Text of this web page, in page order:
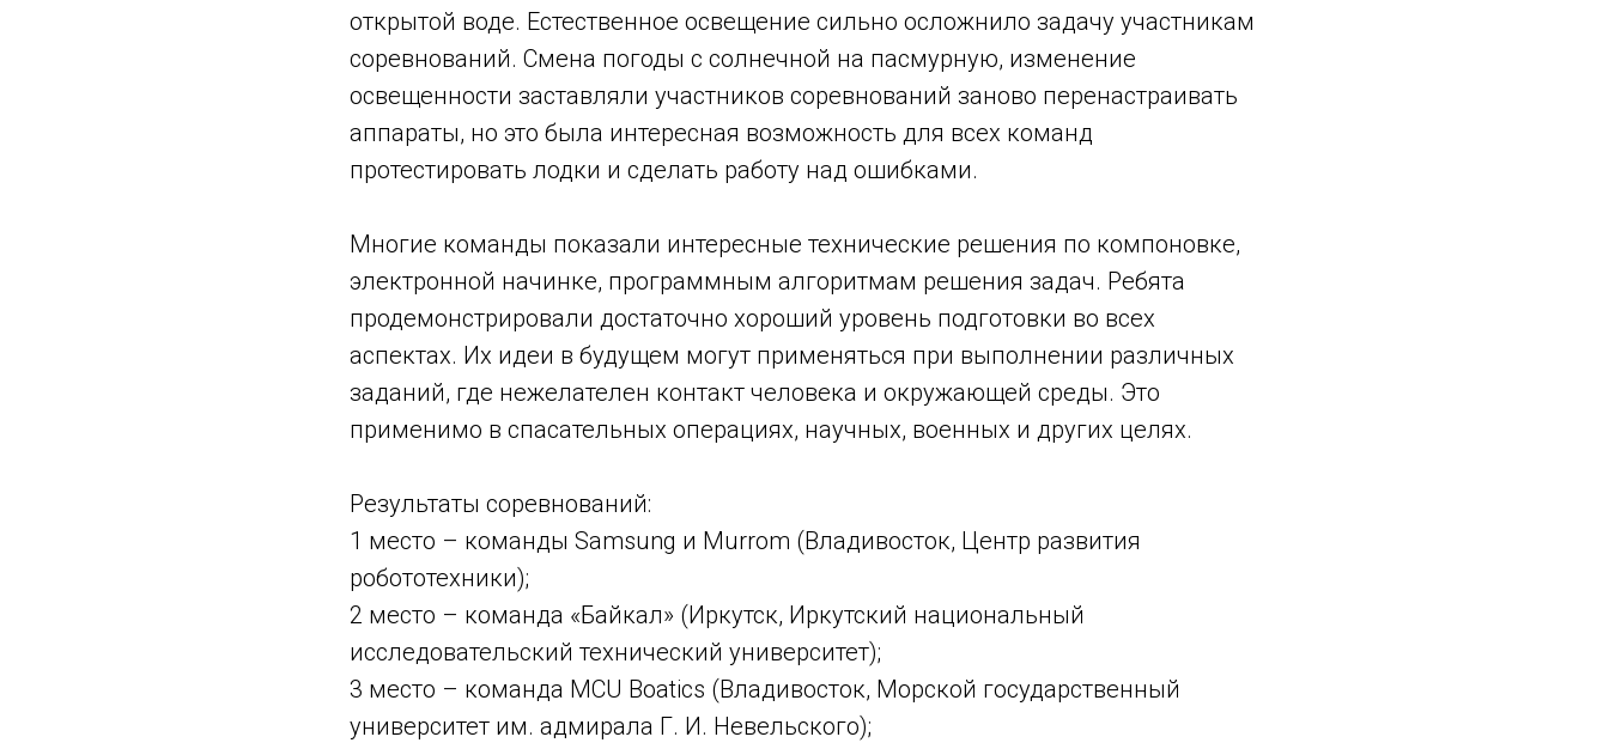
открытой воде. Естественное освещение сильно осложнило задачу участникам
соревнований. Смена погоды с солнечной на пасмурную, изменение
освещенности заставляли участников соревнований заново перенастраивать
аппараты, но это была интересная возможность для всех команд
протестировать лодки и сделать работу над ошибками.
Многие команды показали интересные технические решения по компоновке,
электронной начинке, программным алгоритмам решения задач. Ребята
продемонстрировали достаточно хороший уровень подготовки во всех
аспектах. Их идеи в будущем могут применяться при выполнении различных
заданий, где нежелателен контакт человека и окружающей среды. Это
применимо в спасательных операциях, научных, военных и других целях.
Результаты соревнований:
1 место – команды Samsung и Murrom (Владивосток, Центр развития
робототехники);
2 место – команда «Байкал» (Иркутск, Иркутский национальный
исследовательский технический университет);
3 место – команда MCU Boatics (Владивосток, Морской государственный
университет им. адмирала Г. И. Невельского);